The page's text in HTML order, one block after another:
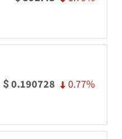
$0.190728 0.77%